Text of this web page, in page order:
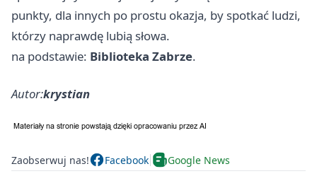
punkty, dla innych po prostu okazja, by spotkać ludzi,
którzy naprawdę lubią słowa.
na podstawie: Biblioteka Zabrze.
Autor:krystian
Zaobserwuj nas! Facebook Google News